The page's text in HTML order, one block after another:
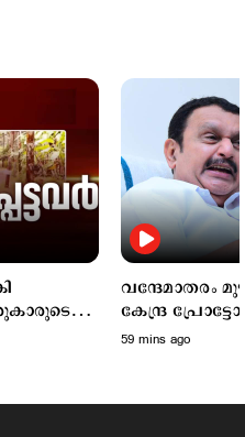
തിരച്ചില്‍ ഊര്‍ജിതം;
കൂട്ടും
വന്ദേമാതരം
കേന്ദ്ര
59 mins ago